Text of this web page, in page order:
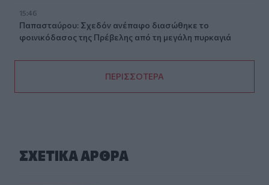
15:46
Παπασταύρου: Σχεδόν ανέπαφο διασώθηκε το
φοινικόδασος της Πρέβελης από τη μεγάλη πυρκαγιά
ΠΕΡΙΣΣΟΤΕΡΑ
ΣΧΕΤΙΚA AΡΘΡΑ